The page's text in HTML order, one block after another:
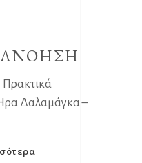
Δαλαμάγκα –